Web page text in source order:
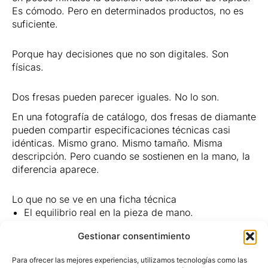
Gestionar consentimiento
Para ofrecer las mejores experiencias, utilizamos tecnologías como las
Es cómodo. Pero en determinados productos, no es
suficiente.
Porque hay decisiones que no son digitales. Son
físicas.
Dos fresas pueden parecer iguales. No lo son.
En una fotografía de catálogo, dos fresas de diamante
pueden compartir especificaciones técnicas casi
idénticas. Mismo grano. Mismo tamaño. Misma
descripción. Pero cuando se sostienen en la mano, la
diferencia aparece.
Lo que no se ve en una ficha técnica
El equilibrio real en la pieza de mano.
La sensación de corte.
La durabilidad tras varios usos.